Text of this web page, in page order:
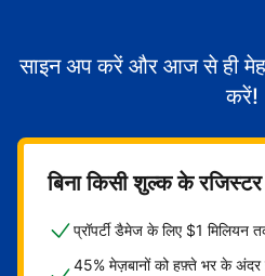
साइन अप करें और आज से ही
करें!
बिना किसी शुल्क के
प्रॉपर्टी डैमेज के लिए $1 मिलियन
45% मेज़बानों को हफ़्ते भर के अंदर